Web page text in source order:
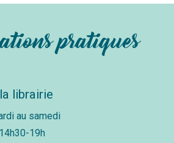
pratiques
librairie
au samedi
19h